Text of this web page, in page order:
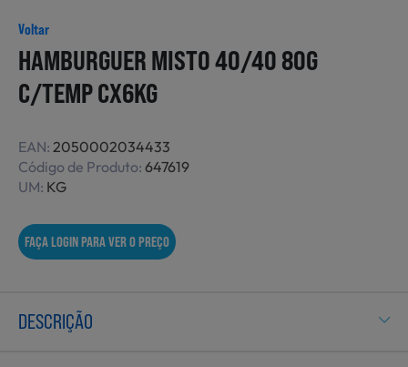
Refeições Prontas
Charcutaria e Enchidos
Pré-confeccionados
Voltar
HAMBURGUER MISTO 40/40 80G
C/TEMP CX6KG
EAN: 2050002034433
Código de Produto: 647619
UM: KG
FAÇA LOGIN PARA VER O PREÇO
DESCRIÇÃO